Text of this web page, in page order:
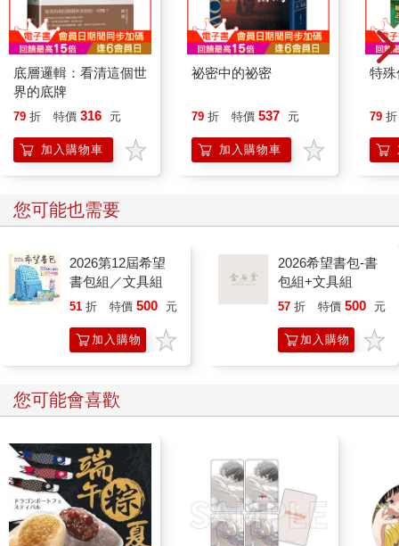
底層邏輯：看清這個世
界的底牌
79 折 特價 316 元
加入購物車
祕密中的祕密
79 折 特價 537 元
加入購物車
特
79 折
您可能也需要
2026第12屆希望
書包組／文具組
51 折 特價 500 元
加入購物
車
2026希望書包-書
包組+文具組
57 折 特價 500 元
加入購物
車
您可能會喜歡